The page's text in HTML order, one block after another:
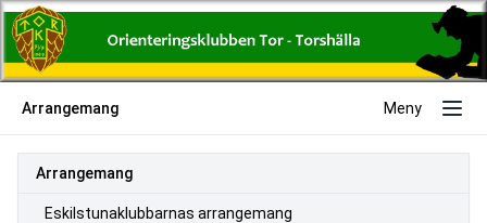
Arrangemang Meny
Arrangemang
Eskilstunaklubbarnas arrangemang